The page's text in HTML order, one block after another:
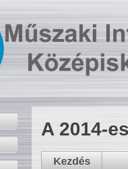
A 2014-
Kezdés